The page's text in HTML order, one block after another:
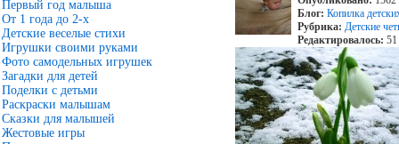
Первый год малыша
От 1 года до 2-х
Детские веселые стихи
Игрушки своими руками
Фото самодельных игрушек
Загадки для детей
Поделки с детьми
Раскраски малышам
Сказки для малышей
Жестовые игры
Блог: Копилка
Рубрика: Детские
Редактировалось: